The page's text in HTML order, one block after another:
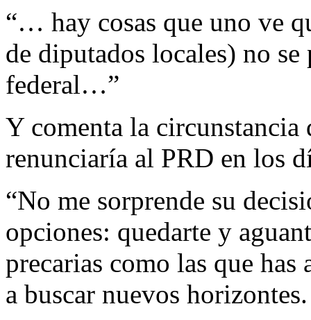
“… hay cosas que uno ve
de diputados locales) no
federal…”
Y comenta la circunstancia
renunciaría al PRD en los
“No me sorprende su
opciones: quedarte y
precarias como las que has
a buscar nuevos horizontes.